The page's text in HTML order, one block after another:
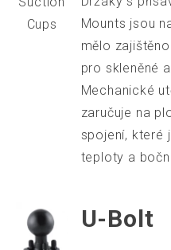
Cups
Mounts jsou
mělo
pro skleněné
Mechanické
zaručuje na
spojení, které
teploty a
U-Bolt